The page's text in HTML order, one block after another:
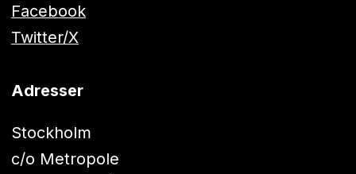
Facebook
Twitter/X
Adresser
Stockholm
c/o Metropole